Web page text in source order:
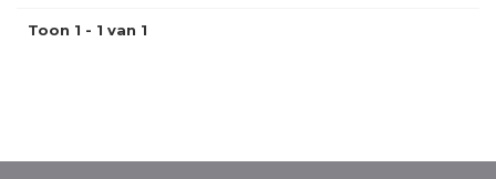
Toon 1 - 1 van 1